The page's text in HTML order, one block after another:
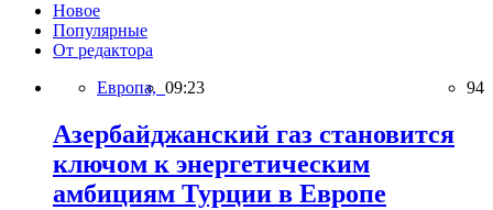
Новое
Популярные
От редактора
Европа, 09:23 94
Азербайджанский газ становится
ключом к энергетическим
амбициям Турции в Европе